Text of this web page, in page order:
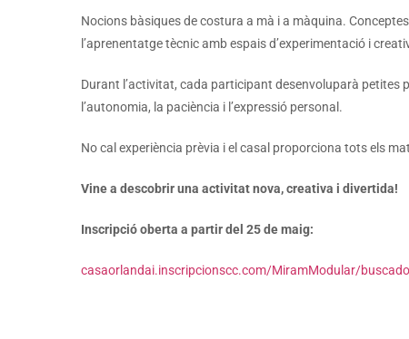
Nocions bàsiques de costura a mà i a màquina.
l’aprenentatge tècnic amb espais d’experimentació i
Durant l’activitat, cada participant desenvoluparà petites
l’autonomia, la paciència i l’expressió personal.
No cal experiència prèvia i el casal proporciona tots els
Vine a descobrir una activitat nova, creativa i divertida!
Inscripció oberta a partir del 25 de maig:
casaorlandai.inscripcionscc.com/MiramModular/